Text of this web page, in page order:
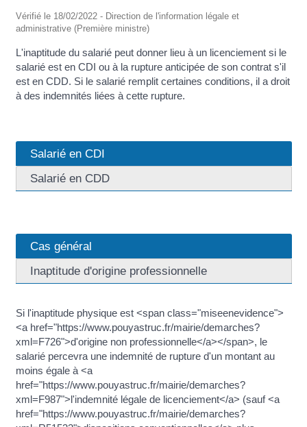
Vérifié le 18/02/2022 - Direction de l'information légale et
administrative (Première ministre)
L'inaptitude du salarié peut donner lieu à un licenciement si le
salarié est en CDI ou à la rupture anticipée de son contrat s'il
est en CDD. Si le salarié remplit certaines conditions, il a droit
à des indemnités liées à cette rupture.
Salarié en CDI
Salarié en CDD
Cas général
Inaptitude d'origine professionnelle
Si l'inaptitude physique est <span class="miseenevidence">
<a href="https://www.pouyastruc.fr/mairie/demarches?
xml=F726">d'origine non professionnelle</a></span>, le
salarié percevra une indemnité de rupture d'un montant au
moins égale à <a
href="https://www.pouyastruc.fr/mairie/demarches?
xml=F987">l'indemnité légale de licenciement</a> (sauf <a
href="https://www.pouyastruc.fr/mairie/demarches?